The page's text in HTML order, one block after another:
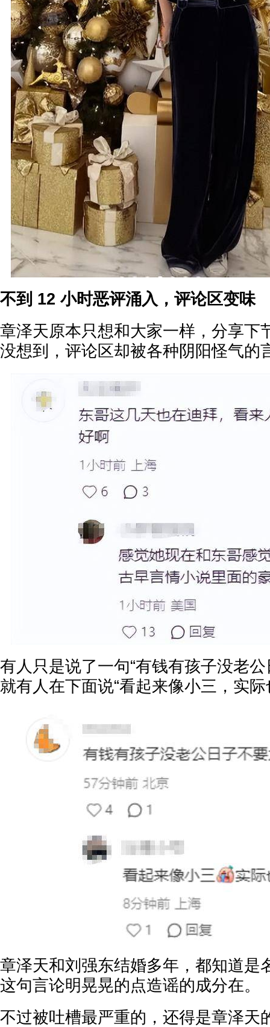
不到 12 小时恶评涌入，评论区变味
章泽天原本只想和大家一样，分享下
没想到，评论区却被各种阴阳怪气的
有人只是说了一句“有钱有孩子没老
就有人在下面说“看起来像小三，实
章泽天和刘强东结婚多年，都知道是
这句言论明晃晃的点造谣的成分在。
不过被吐槽最严重的，还得是章泽天